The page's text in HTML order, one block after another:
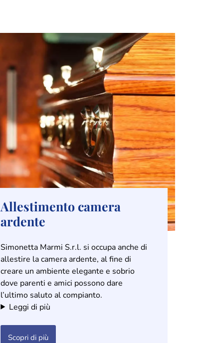
Allestimento camera
ardente
Simonetta Marmi S.r.l. si occupa anche di
allestire la camera ardente, al fine di
creare un ambiente elegante e sobrio
dove parenti e amici possono dare
l’ultimo saluto al compianto.
Leggi di più
Scopri di più